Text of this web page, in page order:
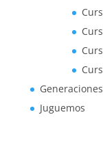
Generaciones
Juguemos